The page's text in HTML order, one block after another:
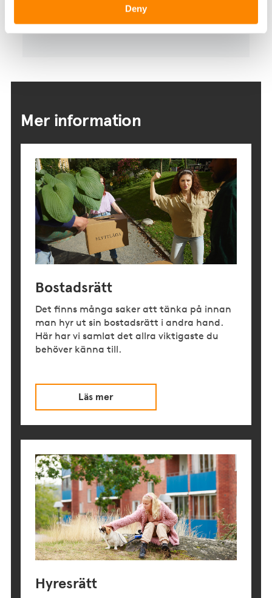
Deny
Intyg om provsamboende
Mer information
Bostadsrätt
Det finns många saker att tänka på innan
man hyr ut sin bostadsrätt i andra hand.
Här har vi samlat det allra viktigaste du
behöver känna till.
Läs mer
Hyresrätt